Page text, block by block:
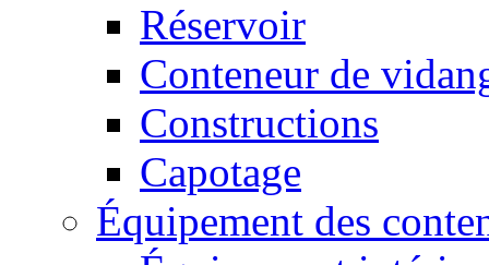
Réservoir
Conteneur de
Constructions
Capotage
Équipement des